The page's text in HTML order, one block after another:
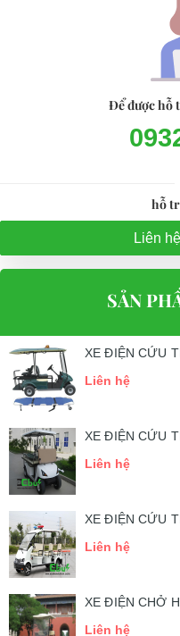
Để được hỗ
hỗ
Liên
SẢN
XE ĐIỆN CỨU
Liên hệ
XE ĐIỆN CỨU
Liên hệ
XE ĐIỆN CỨU
Liên hệ
XE ĐIỆN CHỞ
Liên hệ